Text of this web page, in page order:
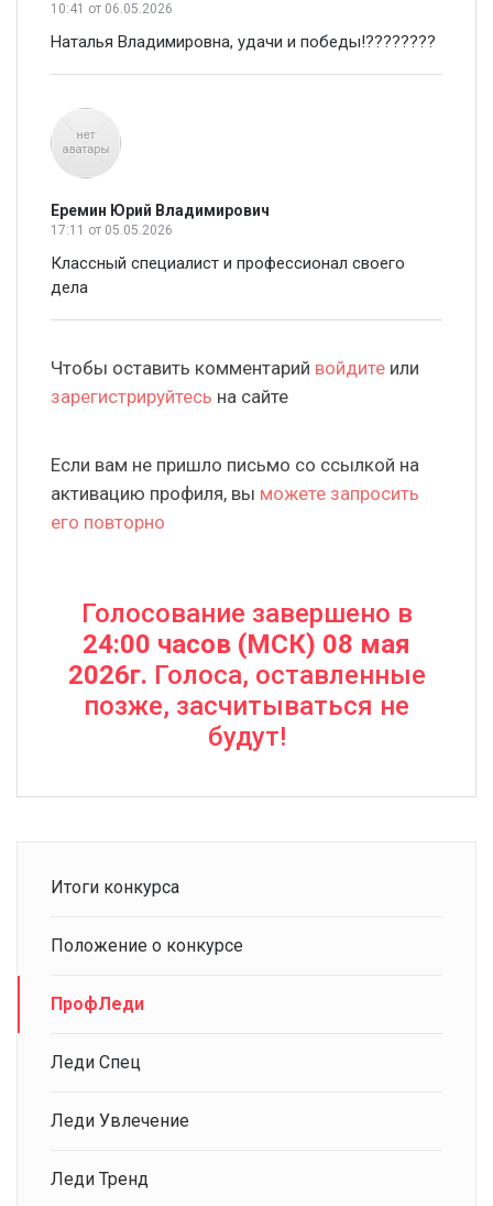
10:41 от 06.05.2026
Наталья Владимировна, удачи и победы!????????
Еремин Юрий Владимирович
17:11 от 05.05.2026
Классный специалист и профессионал своего
дела
Чтобы оставить комментарий войдите или
зарегистрируйтесь на сайте
Если вам не пришло письмо со ссылкой на
активацию профиля, вы можете запросить
его повторно
Голосование завершено в
24:00 часов (МСК) 08 мая
2026г. Голоса, оставленные
позже, засчитываться не
будут!
Итоги конкурса
Положение о конкурсе
ПрофЛеди
Леди Спец
Леди Увлечение
Леди Тренд